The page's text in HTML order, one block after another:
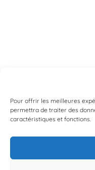
Pour offrir les meilleures
permettra de traiter des
caractéristiques et fonctions.